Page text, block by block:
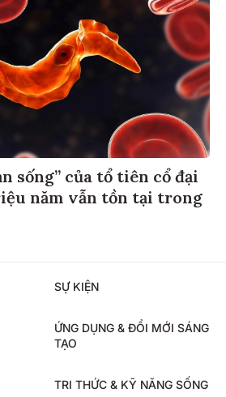
sống” của tổ tiên cổ đại
năm vẫn tồn tại trong
SỰ KIỆN
ỨNG DỤNG & ĐỔI MỚI SÁNG
TẠO
TRI THỨC & KỸ NĂNG SỐNG